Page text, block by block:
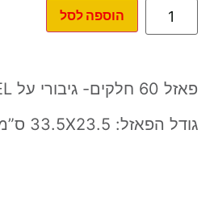
הוספה לסל
פאזל 60 חלקים- גיבורי על MARVEL
גודל הפאזל: 33.5X23.5 ס”מ